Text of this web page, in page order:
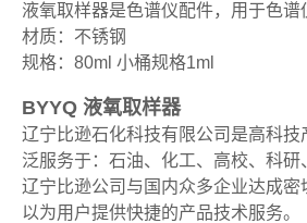
液氧取样器是色谱仪配件，用于色谱
材质：不锈钢
规格： 80ml 小桶规格1ml
BYYQ 液氧取样器
辽宁比逊石化科技有限公司是高科
泛服务于：石油、化工、高校、科
辽宁比逊公司与国内众多企业达成
以为用户提供快捷的产品技术服务。